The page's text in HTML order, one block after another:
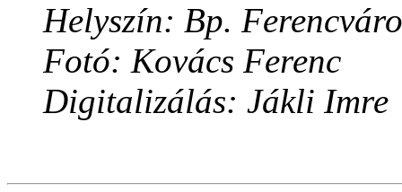
Helyszín: Bp.
Fotó: Kovács Ferenc
Digitalizálás: Jákli Imre